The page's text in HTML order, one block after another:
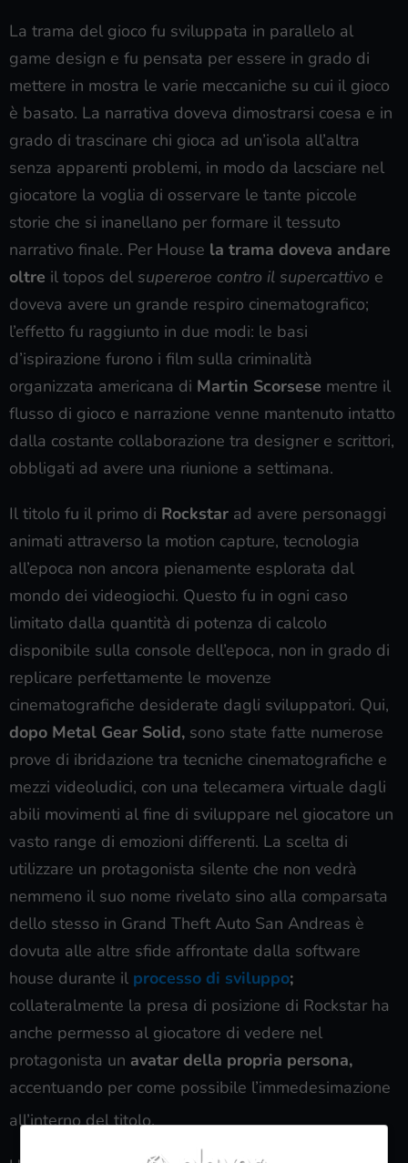
La trama del gioco fu sviluppata in parallelo al
game design e fu pensata per essere in grado di
mettere in mostra le varie meccaniche su cui il gioco
è basato. La narrativa doveva dimostrarsi coesa e in
grado di trascinare chi gioca ad un’isola all’altra
senza apparenti problemi, in modo da lacsciare nel
giocatore la voglia di osservare le tante piccole
storie che si inanellano per formare il tessuto
narrativo finale. Per House la trama doveva andare
oltre il topos del supereroe contro il supercattivo e
doveva avere un grande respiro cinematografico;
l’effetto fu raggiunto in due modi: le basi
d’ispirazione furono i film sulla criminalità
organizzata americana di Martin Scorsese mentre il
flusso di gioco e narrazione venne mantenuto intatto
dalla costante collaborazione tra designer e scrittori,
obbligati ad avere una riunione a settimana.
Il titolo fu il primo di Rockstar ad avere personaggi
animati attraverso la motion capture, tecnologia
all’epoca non ancora pienamente esplorata dal
mondo dei videogiochi. Questo fu in ogni caso
limitato dalla quantità di potenza di calcolo
disponibile sulla console dell’epoca, non in grado di
replicare perfettamente le movenze
cinematografiche desiderate dagli sviluppatori. Qui,
dopo Metal Gear Solid, sono state fatte numerose
prove di ibridazione tra tecniche cinematografiche e
mezzi videoludici, con una telecamera virtuale dagli
abili movimenti al fine di sviluppare nel giocatore un
vasto range di emozioni differenti. La scelta di
utilizzare un protagonista silente che non vedrà
nemmeno il suo nome rivelato sino alla comparsata
dello stesso in Grand Theft Auto San Andreas è
dovuta alle altre sfide affrontate dalla software
house durante il processo di sviluppo;
collateralmente la presa di posizione di Rockstar ha
anche permesso al giocatore di vedere nel
protagonista un avatar della propria persona,
accentuando per come possibile l’immedesimazione
all’interno del titolo.